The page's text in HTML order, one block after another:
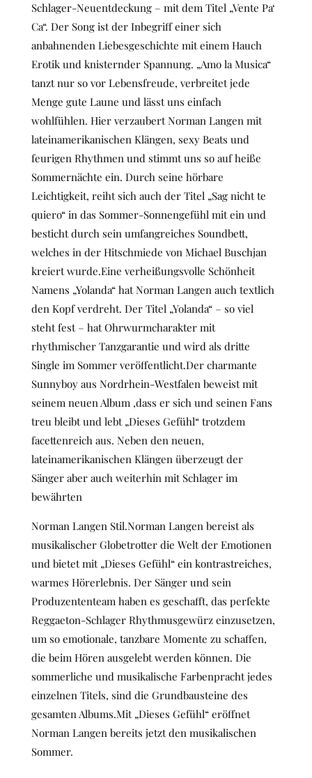
Schlager-Neuentdeckung – mit dem Titel „Vente Pa‘
Ca“. Der Song ist der Inbegriff einer sich
anbahnenden Liebesgeschichte mit einem Hauch
Erotik und knisternder Spannung. „Amo la Musica“
tanzt nur so vor Lebensfreude, verbreitet jede
Menge gute Laune und lässt uns einfach
wohlfühlen. Hier verzaubert Norman Langen mit
lateinamerikanischen Klängen, sexy Beats und
feurigen Rhythmen und stimmt uns so auf heiße
Sommernächte ein. Durch seine hörbare
Leichtigkeit, reiht sich auch der Titel „Sag nicht te
quiero“ in das Sommer-Sonnengefühl mit ein und
besticht durch sein umfangreiches Soundbett,
welches in der Hitschmiede von Michael Buschjan
kreiert wurde.Eine verheißungsvolle Schönheit
Namens „Yolanda“ hat Norman Langen auch textlich
den Kopf verdreht. Der Titel „Yolanda“ – so viel
steht fest – hat Ohrwurmcharakter mit
rhythmischer Tanzgarantie und wird als dritte
Single im Sommer veröffentlicht.Der charmante
Sunnyboy aus Nordrhein-Westfalen beweist mit
seinem neuen Album ,dass er sich und seinen Fans
treu bleibt und lebt „Dieses Gefühl“ trotzdem
facettenreich aus. Neben den neuen,
lateinamerikanischen Klängen überzeugt der
Sänger aber auch weiterhin mit Schlager im
bewährten
Norman Langen Stil.​Norman Langen bereist als
musikalischer Globetrotter die Welt der Emotionen
und bietet mit „Dieses Gefühl“ ein kontrastreiches,
warmes Hörerlebnis. Der Sänger und sein
Produzententeam haben es geschafft, das perfekte
Reggaeton-Schlager Rhythmusgewürz einzusetzen,
um so emotionale, tanzbare Momente zu schaffen,
die beim Hören ausgelebt werden können. Die
sommerliche und musikalische Farbenpracht jedes
einzelnen Titels, sind die Grundbausteine des
gesamten Albums.Mit „Dieses Gefühl“ eröffnet
Norman Langen bereits jetzt den musikalischen
Sommer.